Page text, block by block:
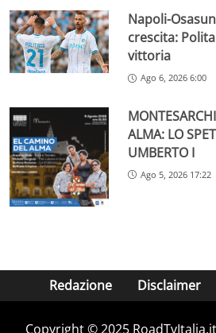
Napoli-
crescita:
vittoria
Ago 6, 2026 6:00
ALMA: LO
UMBERTO I
Ago 5, 2026 17:22
Redazione Disclaimer
Copyright ©️ 2025